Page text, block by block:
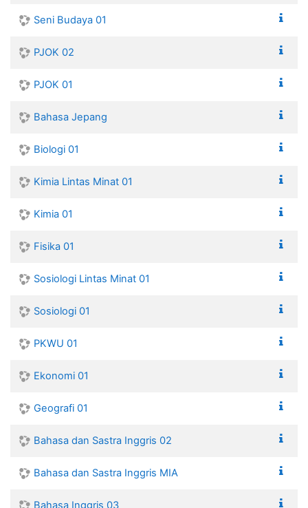
Seni Budaya 01
PJOK 02
PJOK 01
Bahasa Jepang
Biologi 01
Kimia Lintas Minat 01
Kimia 01
Fisika 01
Sosiologi Lintas Minat 01
Sosiologi 01
PKWU 01
Ekonomi 01
Geografi 01
Bahasa dan Sastra Inggris 02
Bahasa dan Sastra Inggris MIA
Bahasa Inggris 03